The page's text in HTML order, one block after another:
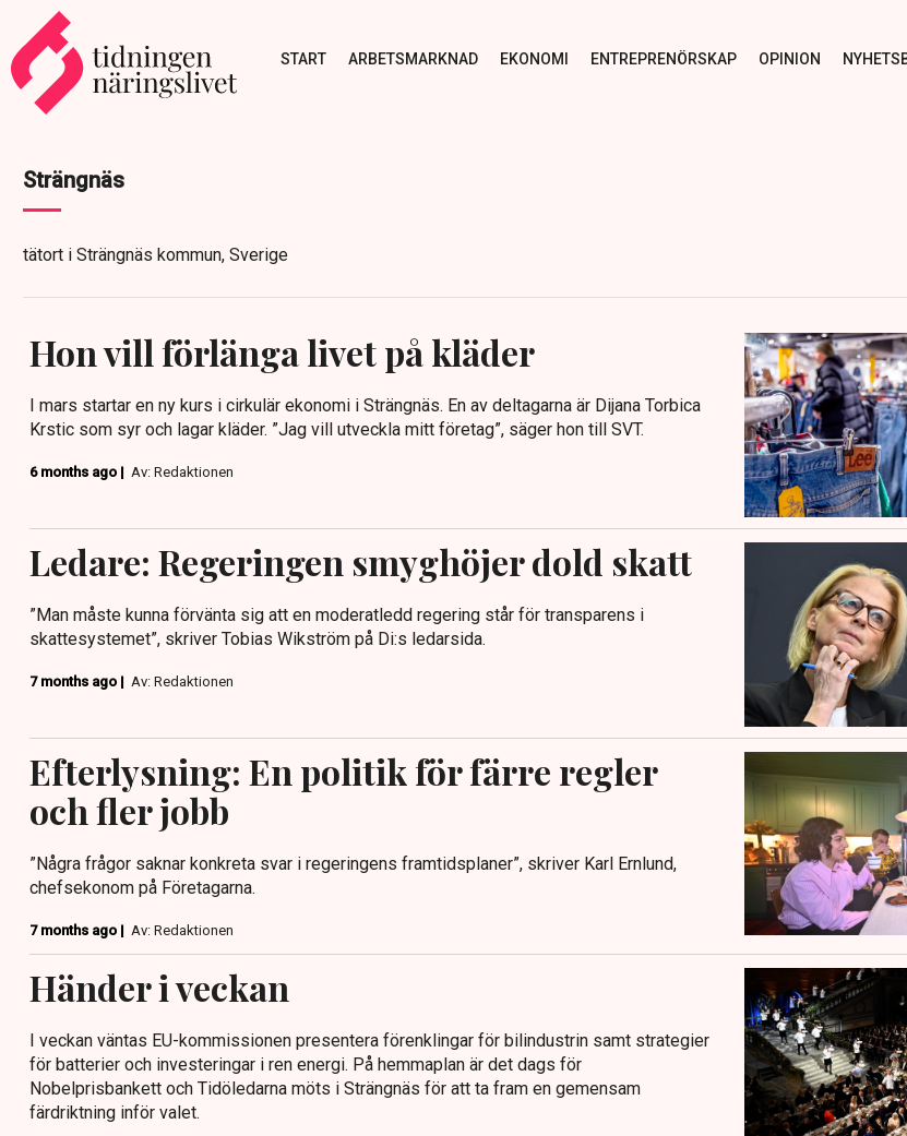
START ARBETSMARKNAD EKONOMI ENTREPRENÖRSKAP OPINION
Strängnäs
tätort i Strängnäs kommun, Sverige
Hon vill förlänga livet på kläder
I mars startar en ny kurs i cirkulär ekonomi i Strängnäs. En av deltagarna är Dijana Torbica
Krstic som syr och lagar kläder. ”Jag vill utveckla mitt företag”, säger hon till SVT.
6 months ago | Av: Redaktionen
Ledare: Regeringen smyghöjer dold skatt
”Man måste kunna förvänta sig att en moderatledd regering står för transparens i
skattesystemet”, skriver Tobias Wikström på Di:s ledarsida.
7 months ago | Av: Redaktionen
Efterlysning: En politik för färre regler
och fler jobb
”Några frågor saknar konkreta svar i regeringens framtidsplaner”, skriver Karl Ernlund,
chefsekonom på Företagarna.
7 months ago | Av: Redaktionen
Händer i veckan
I veckan väntas EU-kommissionen presentera förenklingar för bilindustrin samt strategier
för batterier och investeringar i ren energi. På hemmaplan är det dags för
Nobelprisbankett och Tidöledarna möts i Strängnäs för att ta fram en gemensam
färdriktning inför valet.